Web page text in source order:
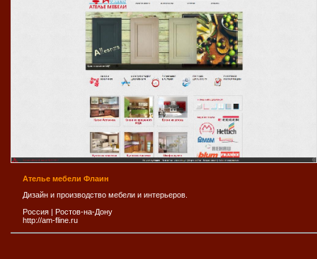
Ателье мебели Флаин
Дизайн и производство мебели и интерьеров.
Россия | Ростов-на-Дону
http://am-fline.ru